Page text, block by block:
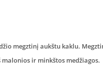
megztinį aukštu kaklu.
ir minkštos medžiagos.